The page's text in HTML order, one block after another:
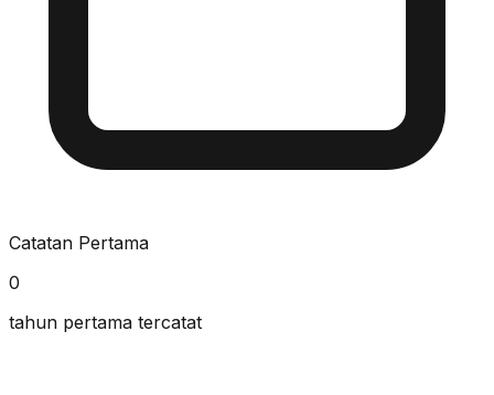
Catatan Pertama
0
tahun pertama tercatat